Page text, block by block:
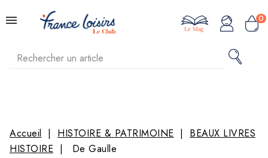
0
Le Mag
Accueil HISTOIRE & PATRIMOINE
BEAUX LIVRES
HISTOIRE
De Gaulle